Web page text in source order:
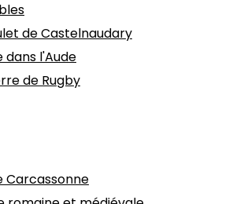
de Castelnaudary
dans l'Aude
de Rugby
Carcassonne